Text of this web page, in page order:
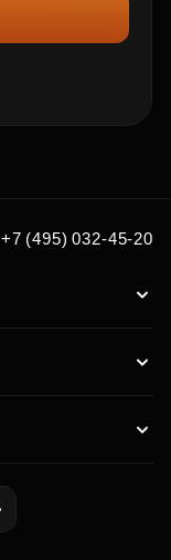
+7 (495) 032-45-20